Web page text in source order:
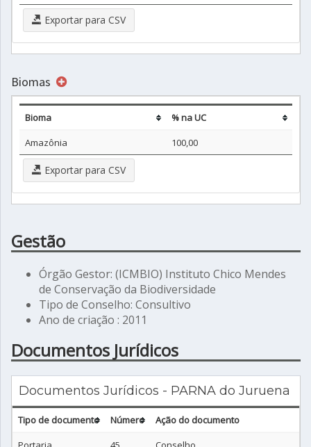
Exportar para CSV
Biomas
Bioma
% na UC
Amazônia
100,00
Exportar para CSV
Gestão
Órgão Gestor: (ICMBIO) Instituto Chico Mendes
de Conservação da Biodiversidade
Tipo de Conselho: Consultivo
Ano de criação : 2011
Documentos Jurídicos
Documentos Jurídicos - PARNA do Juruena
Tipo de documento Número
Ação do documento